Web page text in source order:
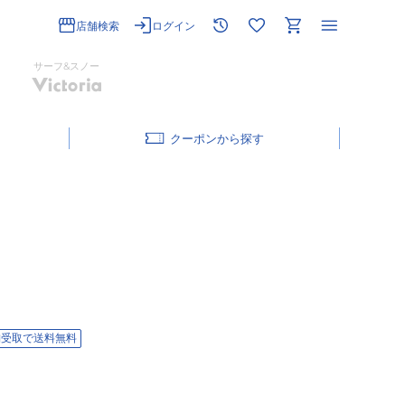
店舗検索 ログイン
サーフ&スノー
クーポン
取で送料無料